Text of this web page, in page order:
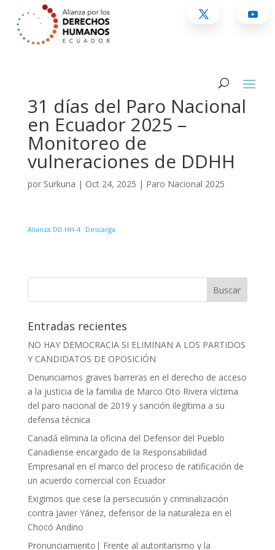
31 días del Paro Nacional
en Ecuador 2025 –
Monitoreo de
vulneraciones de DDHH
por Surkuna | Oct 24, 2025 | Paro Nacional 2025
Alianza DD.HH-4 Descarga
Entradas recientes
NO HAY DEMOCRACIA SI ELIMINAN A LOS PARTIDOS
Y CANDIDATOS DE OPOSICIÓN
Denunciamos graves barreras en el derecho de acceso
a la justicia de la familia de Marco Oto Rivera víctima
del paro nacional de 2019 y sanción ilegítima a su
defensa técnica
Canadá elimina la oficina del Defensor del Pueblo
Canadiense encargado de la Responsabilidad
Empresarial en el marco del proceso de ratificación de
un acuerdo comercial con Ecuador
Exigimos que cese la persecusión y criminalización
contra Javier Yánez, defensor de la naturaleza en el
Chocó Andino
Pronunciamiento| Frente al autoritarismo y la